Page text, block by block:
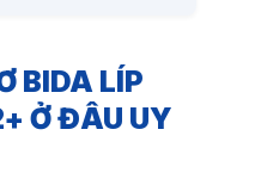
BIDA LÍP
Ở ĐÂU UY